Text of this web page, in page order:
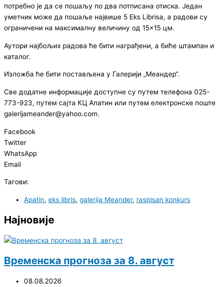
потребно је да се пошаљу по два потписана отиска. Један
уметник може да пошаље највише 5 Eks Librisа, а радови су
ограничени на максималну величину од 15×15 цм.
Аутори најбољих радова ће бити награђени, а биће штампан и
каталог.
Изложба ће бити постављена у Галерији „Меандер“.
Све додатне информације доступне су путем телефона 025-
773-923, путем сајта КЦ Апатин или путем електронске поште
galerijameander@yahoo.com.
Facebook
Twitter
WhatsApp
Email
Тагови:
Apatin, eks libris, galerija Meander, raspisan konkurs
Најновије
Временска прогноза за 8. август
08.08.2026